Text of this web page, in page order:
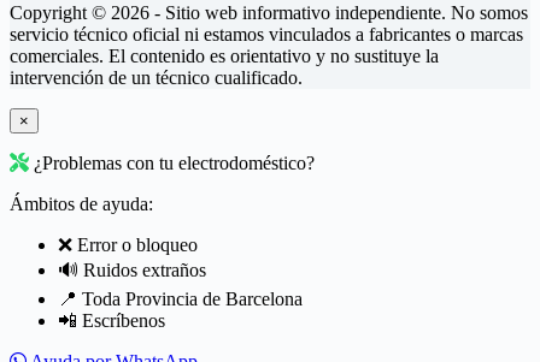
Copyright © 2026 - Sitio web informativo independiente. No somos
servicio técnico oficial ni estamos vinculados a fabricantes o marcas
comerciales. El contenido es orientativo y no sustituye la
intervención de un técnico cualificado.
×
¿Problemas con tu electrodoméstico?
Ámbitos de ayuda:
❌ Error o bloqueo
🔊 Ruidos extraños
📍 Toda Provincia de Barcelona
📲 Escríbenos